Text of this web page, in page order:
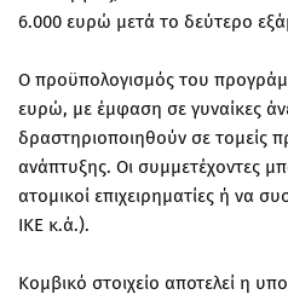
6.000 ευρώ μετά το δεύτερο
Ο προϋπολογισμός του
ευρώ, με έμφαση σε γυναίκες
δραστηριοποιηθούν σε τομείς
ανάπτυξης. Οι συμμετέχοντες
ατομικοί επιχειρηματίες ή να
ΙΚΕ κ.ά.).
Κομβικό στοιχείο αποτελεί η